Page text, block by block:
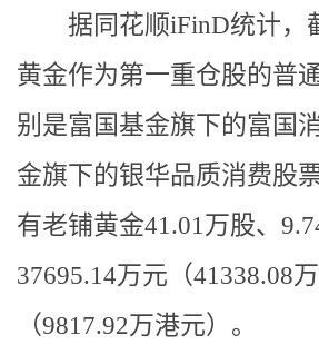
据同花顺iFinD统计，
黄金作为第一重仓股的普
别是富国基金旗下的富国
金旗下的银华品质消费股
有老铺黄金41.01万股、
37695.14万元（41338.08
（9817.92万港元）。